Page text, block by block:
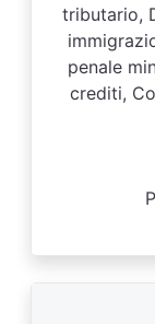
tributario,
penale
crediti,